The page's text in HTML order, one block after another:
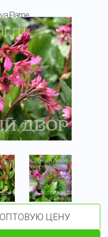
Flame
ЦЕНУ